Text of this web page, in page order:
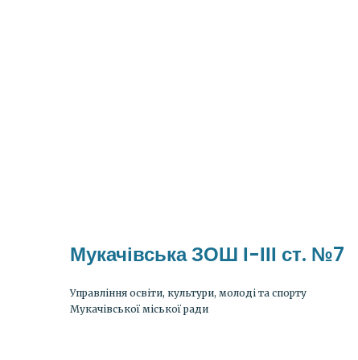
Мукачівська ЗОШ І-ІІІ ст. №7
Управління освіти, культури, молоді та спорту
Мукачівської міської ради